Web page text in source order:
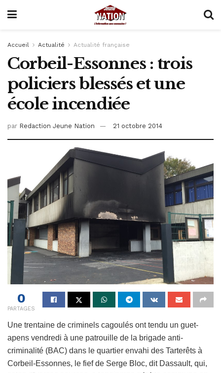
Accueil Actualité Actualité française
Corbeil-Essonnes : trois
policiers blessés et une
école incendiée
par Redaction Jeune Nation 21 octobre 2014
0
PARTAGES
Une trentaine de criminels cagoulés ont tendu un guet-
apens vendredi à une patrouille de la brigade anti-
criminalité (BAC) dans le quartier envahi des Tarterêts à
Corbeil-Essonnes, le fief de Serge Bloc, dit Dassault, qui,